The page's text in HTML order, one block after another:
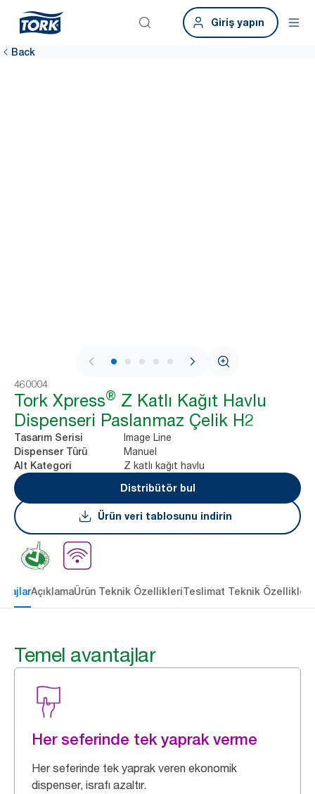
Giriş yapın
Back
1 / 9
460004
Tork Xpress® Z Katlı Kağıt Havlu
Dispenseri Paslanmaz Çelik H2
Tasarım Serisi Image Line
Dispenser Türü Manuel
Alt Kategori
Z katlı kağıt havlu
Distribütör bul
Ürün veri tablosunu indirin
AçıklamaÜrün Teknik ÖzellikleriTeslimat Teknik Özellikleri
Temel avantajlar
Her seferinde tek yaprak verme
Her seferinde tek yaprak veren ekonomik
dispenser, israfı azaltır.